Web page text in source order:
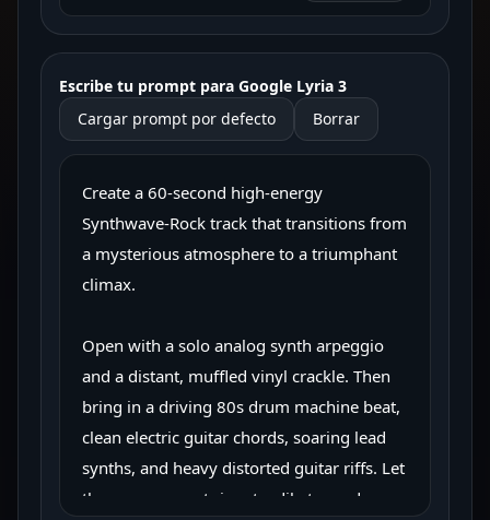
Escribe tu prompt para Google Lyria 3
Cargar prompt por defecto
Borrar